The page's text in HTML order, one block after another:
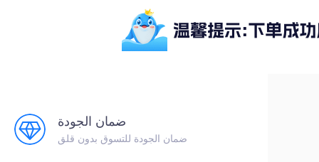
ضمان الجودة
ضمان الجودة للتسوق بدون قلق